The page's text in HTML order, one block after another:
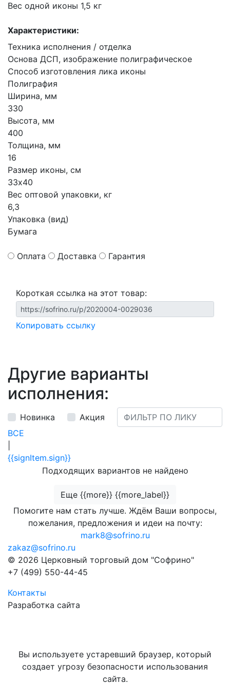
Вес одной иконы 1,5 кг
Характеристики:
Техника исполнения / отделка
Основа ДСП, изображение полиграфическое
Способ изготовления лика иконы
Полиграфия
Ширина, мм
330
Высота, мм
400
Толщина, мм
16
Размер иконы, см
33х40
Вес оптовой упаковки, кг
6,3
Упаковка (вид)
Бумага
Оплата Доставка Гарантия
Короткая ссылка на этот товар:
Копировать ссылку
Другие варианты
исполнения:
Новинка
Акция
ВСЕ
{{signItem.sign}}
Подходящих вариантов не найдено
Еще {{more}} {{more_label}}
Помогите нам стать лучше. Ждём Ваши вопросы,
пожелания, предложения и идеи на почту:
mark8@sofrino.ru
zakaz@sofrino.ru
© 2026 Церковный торговый дом "Софрино"
+7 (499) 550-44-45
Контакты
Разработка сайта
Вы используете устаревший браузер, который
создает угрозу безопасности использования
сайта.